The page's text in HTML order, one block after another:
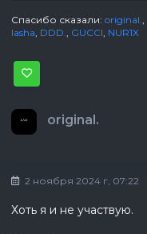
Спасибо сказали: original.,
lasha, DDD., GUCCI, NUR1X
original.
2 ноября 2024 г, 07:22
Хоть я и не участвую.